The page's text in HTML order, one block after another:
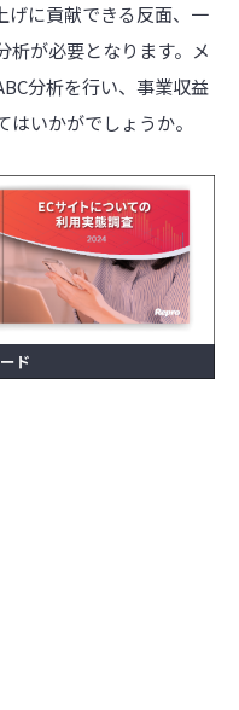
げに貢献できる反面、一
析が必要となります。メ
分析を行い、事業収益
いかがでしょうか。